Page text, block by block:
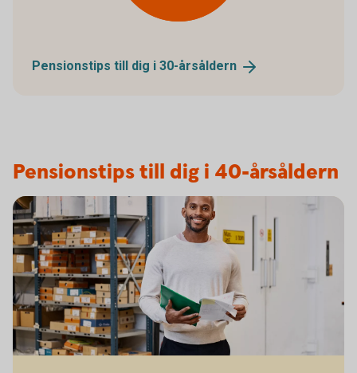
Pensionstips till dig i 30-årsåldern
Pensionstips till dig i 40-årsåldern